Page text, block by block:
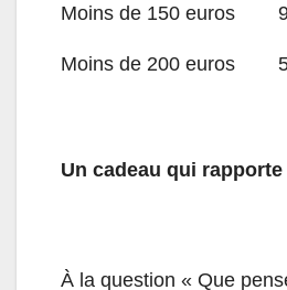
Moins de 150 euros
Moins de 200 euros
Un cadeau qui rapporte
À la question « Que